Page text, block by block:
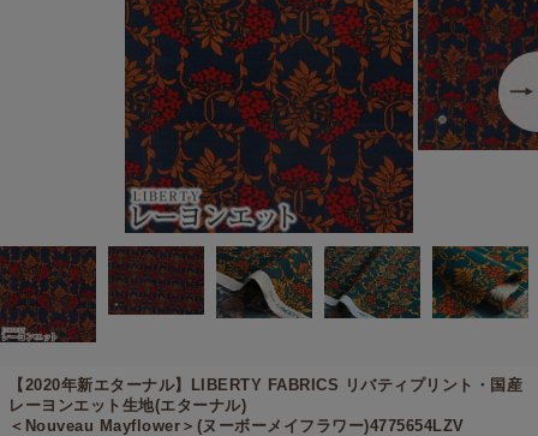
【2020年新エターナル】
LIBERTY FABRICS リバティプリント・国産
レーヨンエット生地(エターナル)
＜Nouveau Mayflower＞(ヌーボーメイフラワー)4775654LZV